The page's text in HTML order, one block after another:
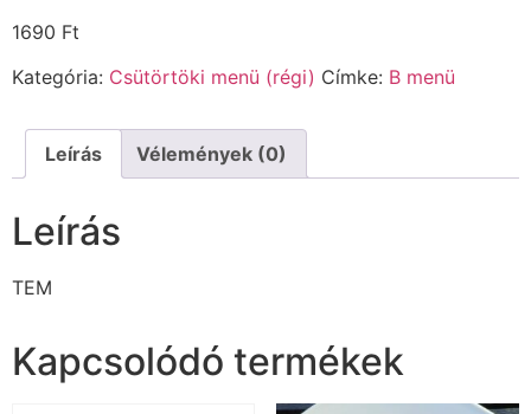
1690 Ft
Kategória: Csütörtöki menü (régi) Címke: B menü
Leírás Vélemények (0)
Leírás
TEM
Kapcsolódó termékek